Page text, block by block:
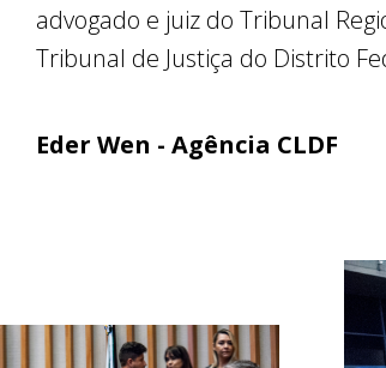
advogado e juiz do Tribunal
Tribunal de Justiça do Distrito
Eder Wen - Agência CLDF